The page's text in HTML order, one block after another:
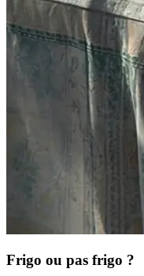
Frigo ou pas frigo ?